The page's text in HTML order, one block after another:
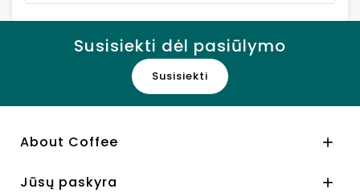
Susisiekti dėl pasiūlymo
Susisiekti
About Coffee 
Jūsų paskyra 